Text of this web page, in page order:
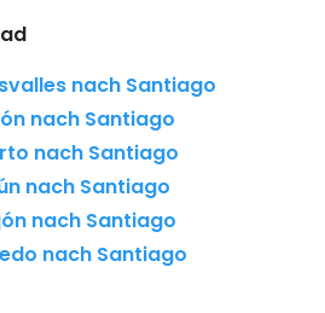
nach Santiago
nach Santiago
nach Santiago
nach Santiago
nach Santiago
nach Santiago